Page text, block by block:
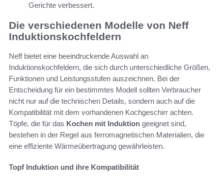
Gerichte verbessert.
Die verschiedenen Modelle von Neff
Induktionskochfeldern
Neff bietet eine beeindruckende Auswahl an
Induktionskochfeldern, die sich durch unterschiedliche Größen,
Funktionen und Leistungsstufen auszeichnen. Bei der
Entscheidung für ein bestimmtes Modell sollten Verbraucher
nicht nur auf die technischen Details, sondern auch auf die
Kompatibilität mit dem vorhandenen Kochgeschirr achten.
Töpfe, die für das Kochen mit Induktion geeignet sind,
bestehen in der Regel aus ferromagnetischen Materialien, die
eine effiziente Wärmeübertragung gewährleisten.
Topf Induktion und ihre Kompatibilität